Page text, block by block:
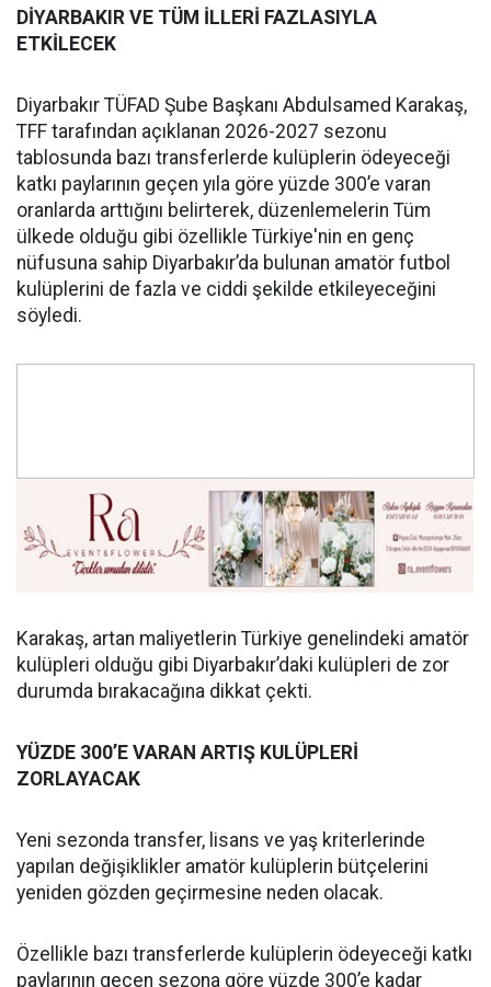
DİYARBAKIR VE TÜM İLLERİ FAZLASIYLA
ETKİLECEK
Diyarbakır TÜFAD Şube Başkanı Abdulsamed Karakaş,
TFF tarafından açıklanan 2026-2027 sezonu
tablosunda bazı transferlerde kulüplerin ödeyeceği
katkı paylarının geçen yıla göre yüzde 300’e varan
oranlarda arttığını belirterek, düzenlemelerin Tüm
ülkede olduğu gibi özellikle Türkiye'nin en genç
nüfusuna sahip Diyarbakır’da bulunan amatör futbol
kulüplerini de fazla ve ciddi şekilde etkileyeceğini
söyledi.
Karakaş, artan maliyetlerin Türkiye genelindeki amatör
kulüpleri olduğu gibi Diyarbakır’daki kulüpleri de zor
durumda bırakacağına dikkat çekti.
YÜZDE 300’E VARAN ARTIŞ KULÜPLERİ
ZORLAYACAK
Yeni sezonda transfer, lisans ve yaş kriterlerinde
yapılan değişiklikler amatör kulüplerin bütçelerini
yeniden gözden geçirmesine neden olacak.
Özellikle bazı transferlerde kulüplerin ödeyeceği katkı
paylarının geçen sezona göre yüzde 300’e kadar